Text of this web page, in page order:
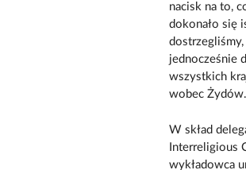
nacisk na to,
dokonało się
jednocześnie
wszystkich
wobec
W skład
Interreligious
wykładowca